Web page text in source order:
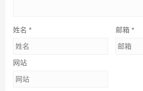
姓名* 邮箱 *
网站